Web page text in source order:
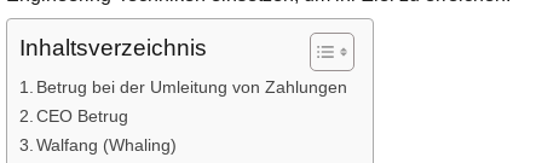
Inhaltsverzeichnis
Betrug bei der Umleitung von Zahlungen
CEO Betrug
Walfang (Whaling)